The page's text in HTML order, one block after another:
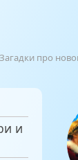
Загадки про
и